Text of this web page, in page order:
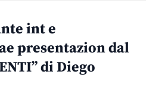
int e
presentazion dal
di Diego